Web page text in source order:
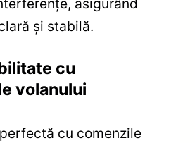
asigurând
și stabilă.
cu
volanului
cu comenzile